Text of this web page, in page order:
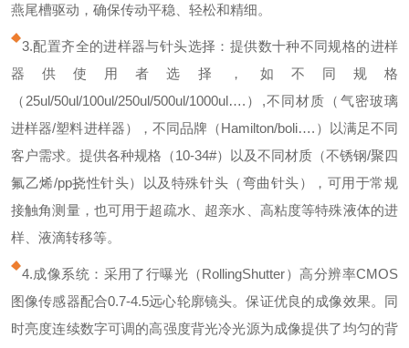
燕尾槽驱动，确保传动平稳、轻松和精细。
3.配置齐全的进样器与针头选择：提供数十种不同规格的进样
器供使用者选择，如不同规格
（ 25ul/50ul/100ul/250ul/500ul/1000ul…. ） ,不同材质（气密玻璃
进样器/塑料进样器），不同品牌（Hamilton/boli…. ）以满足不同
客户需求。提供各种规格（10-34#）以及不同材质（不锈钢/聚四
氟乙烯/pp挠性针头）以及特殊针头（弯曲针头），可用于常规
接触角测量，也可用于超疏水、超亲水、高粘度等特殊液体的进
样、液滴转移等。
4.成像系统：采用了行曝光（RollingShutter）高分辨率CMOS
图像传感器配合0.7-4.5远心轮廓镜头。保证优良的成像效果。同
时亮度连续数字可调的高强度背光冷光源为成像提供了均匀的背